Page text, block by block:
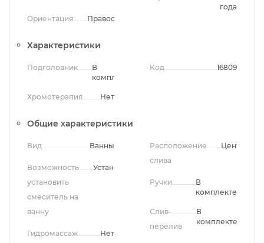
Ориентация Правосторонняя
года
Характеристики
Подголовник
В
комплекте
Хромотерапия Нет
Код 16809
Общие характеристики
Вид Ванны
Возможность
установить
смеситель на
ванну
Установлен
Гидромассаж Нет
Расположение
слива
Ручки
В
комплекте
Слив-
перелив
В
комплекте